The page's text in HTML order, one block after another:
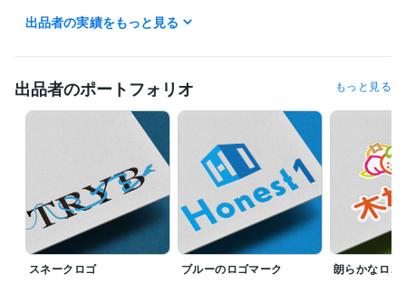
ビジネス・クリエイティブツール
Canva:3年
得意分野
デザイン制作 チラシ、ロゴ、パンフレット、ポスター等
飲食
出品者の実績をもっと見る
出品者のポートフォリオ もっと見る
スネークロゴ ブルーのロゴマーク 朗らかなロゴ